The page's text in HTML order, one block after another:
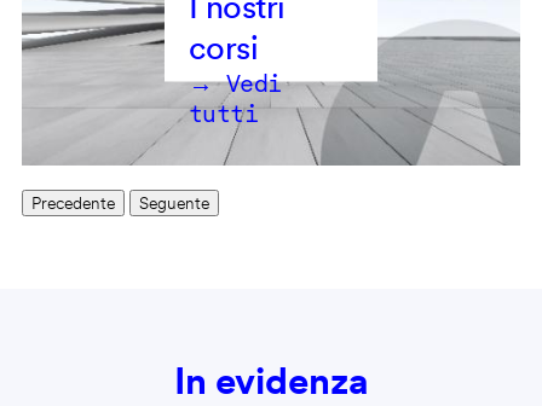
→ Vedi
tutti
Precedente Seguente
In evidenza